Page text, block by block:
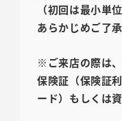
（初回は最小単
あらかじめご了
※ご来店の際は
保険証（保険証
ード）もしくは